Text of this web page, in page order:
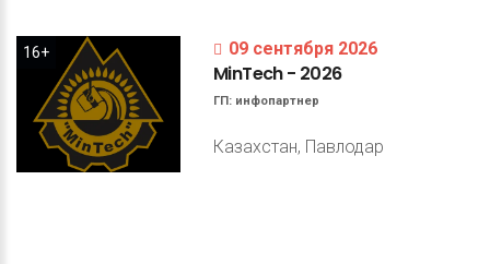
16+ 09 сентября 2026
MinTech- 2026
ГП: инфопартнер
Казахстан, Павлодар